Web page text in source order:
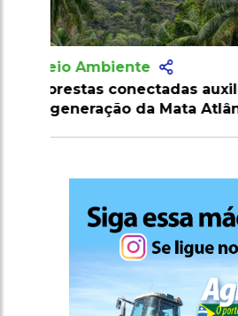
Meio Ambiente
Dados da Embrapa e
que o Brasil preserva